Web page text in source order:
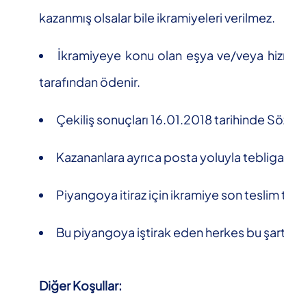
kazanmış olsalar bile ikramiyeleri verilmez.
İkramiyeye konu olan eşya ve/veya
tarafından ödenir.
Çekiliş sonuçları 16.01.2018 tarihinde
Kazananlara ayrıca posta yoluyla
Piyangoya itiraz için ikramiye son teslim
Bu piyangoya iştirak eden herkes bu
Diğer Koşullar: